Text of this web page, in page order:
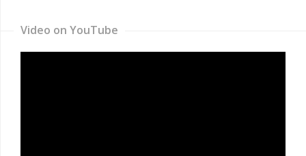
Video on YouTube